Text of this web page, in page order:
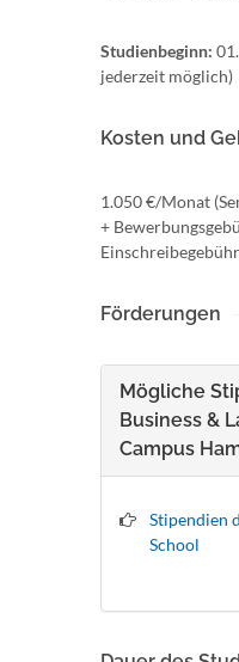
Studienbeginn:
jederzeit möglich)
Kosten und
1.050 €/Monat
+
Förderungen
Mögliche
Business &
Campus
Stipendien
School